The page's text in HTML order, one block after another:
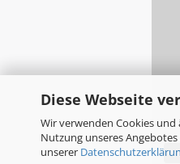
Diese Webseite
Wir verwenden Cookies
Nutzung unseres
unserer